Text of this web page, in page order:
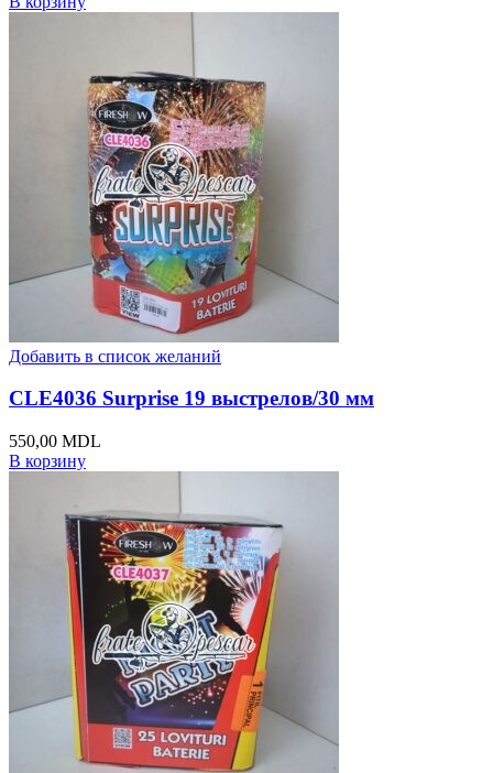
Добавить в список желаний
CLE4036 Surprise 19 выстрелов/30 мм
550,00 MDL
В корзину